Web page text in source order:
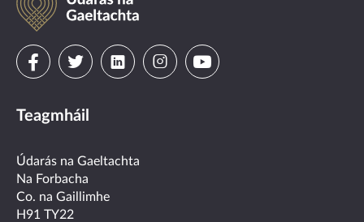
na
Gaeltachta
Visit
on
facebook
Visit
on
twitter
Visit
linkedin
VisitVisit
Teagmháil
Údarás na Gaeltachta
Na Forbacha
Co. na Gaillimhe
H91 TY22